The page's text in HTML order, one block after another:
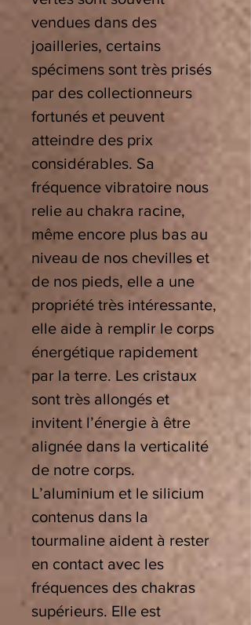
vendues dans des
joailleries, certains
spécimens sont très prisés
par des collectionneurs
fortunés et peuvent
atteindre des prix
considérables. Sa
fréquence vibratoire nous
relie au chakra racine,
même encore plus bas au
niveau de nos chevilles et
de nos pieds, elle a une
propriété très intéressante,
elle aide à remplir le corps
énergétique rapidement
par la terre. Les cristaux
sont très allongés et
invitent l’énergie à être
alignée dans la verticalité
de notre corps.
L’aluminium et le silicium
contenus dans la
tourmaline aident à rester
en contact avec les
fréquences des chakras
supérieurs. Elle est